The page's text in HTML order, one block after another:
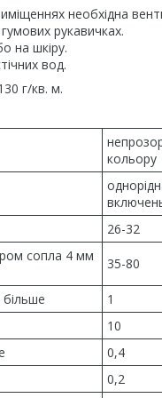
необхідна
рукавичках.
на шкіру.
вод.
г/кв. м.
кольору
26-32
сопла 4 мм
35-80
1
10
0,4
0,2